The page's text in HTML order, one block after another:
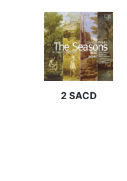
2 SACD